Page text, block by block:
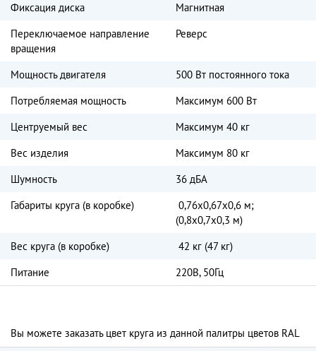
Фиксация диска
Магнитная
Переключаемое направление
вращения
Реверс
Мощность двигателя
500 Вт постоянного тока
Потребляемая мощность
Максимум 600 Вт
Центруемый вес
Максимум 40 кг
Вес изделия
Максимум 80 кг
Шумность
36 дБА
Габариты круга (в коробке)
0,76х0,67х0,6 м;
(0,8х0,7х0,3 м)
Вес круга (в коробке)
42 кг (47 кг)
Питание
220В, 50Гц
Вы можете заказать цвет круга из данной палитры цветов RAL